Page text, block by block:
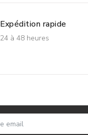
Expédition rapide
24 à 48 heures